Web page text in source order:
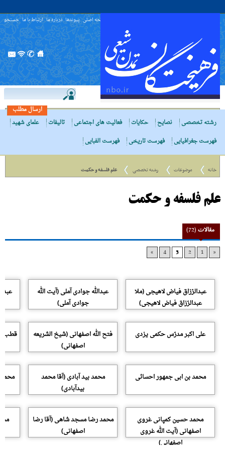
صفحه اصلی پیوندها درباره ما ارتباط با ما جستجو
ارسال مطلب
رشته تخصصی
نصایح حکایات فعالیت های اجتماعی تالیفات
علمای شهید
فهرست جغرافیایی
فهرست تاریخی فهرست الفبایی
خانه موضوعات رشته تخصصی علم فلسفه و حکمت
علم فلسفه و حکمت
مقالات(72)
«
1
2
3
4
»
عبدالرّزاق فیاض لاهیجی (ملا
عبدالرّزاق فیاض لاهیجی)
عبدالله جوادی آملی (آیت الله
جوادی آملی)
علی اکبر مدرّس حکمی یزدی
فتح الله اصفهانی (شیخ الشریعه
اصفهانی)
محمد بن ابی جمهور احسائی
محمد بید آبادی (آقا محمد
بیدآبادى)
محمد حسین کمپانی غروی
اصفهانی (آیت الله غروی
اصفهانی)
محمد رضا مسجد شاهی (آقا رضا
اصفهانی)